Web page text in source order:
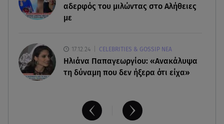
αδερφός του μιλώντας στο Αλήθειες
με
17.12.24 CELEBRITIES & GOSSIP ΝΕΑ
Ηλιάνα Παπαγεωργίου: «Ανακάλυψα
τη δύναμη που δεν ήξερα ότι είχα»